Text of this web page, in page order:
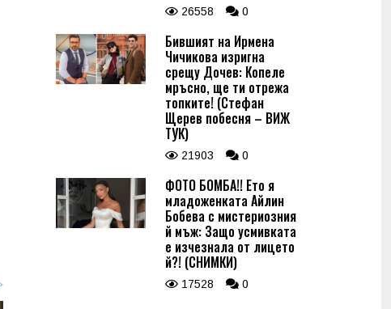
26558 0
Бившият на Ирмена
Чичикова изригна
срещу Дочев: Копеле
мръсно, ще ти отрежа
топките! (Стефан
Щерев побесня – ВИЖ
ТУК)
21903 0
ФОТО БОМБА!! Ето я
младоженката Айлин
Бобева с мистериозния
й мъж: Защо усмивката
е изчезнала от лицето
й?! (СНИМКИ)
17528 0